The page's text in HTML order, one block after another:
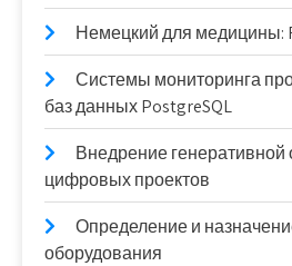
Немецкий для медицины:
Системы мониторинга
баз данных PostgreSQL
Внедрение генеративной
цифровых проектов
Определение и
оборудования